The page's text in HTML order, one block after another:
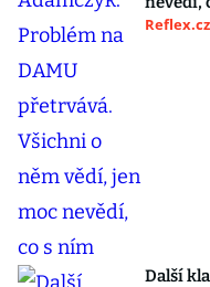
Reflex.cz
Další